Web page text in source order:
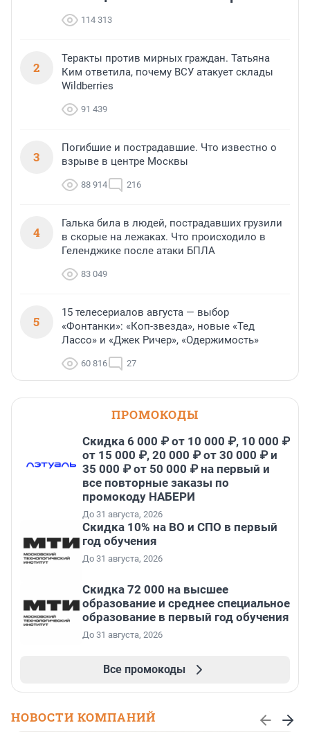
114 313
2
Теракты против мирных граждан. Татьяна
Ким ответила, почему ВСУ атакует склады
Wildberries
91 439
3
Погибшие и пострадавшие. Что известно о
взрыве в центре Москвы
88 914 216
4
Галька била в людей, пострадавших грузили
в скорые на лежаках. Что происходило в
Геленджике после атаки БПЛА
83 049
5
15 телесериалов августа — выбор
«Фонтанки»: «Коп-звезда», новые «Тед
Лассо» и «Джек Ричер», «Одержимость»
60 816 27
ПРОМОКОДЫ
Скидка 6 000 ₽ от 10 000 ₽, 10 000 ₽
от 15 000 ₽, 20 000 ₽ от 30 000 ₽ и
35 000 ₽ от 50 000 ₽ на первый и
все повторные заказы по
промокоду НАБЕРИ
До 31 августа, 2026
Скидка 10% на ВО и СПО в первый
год обучения
До 31 августа, 2026
Скидка 72 000 на высшее
образование и среднее специальное
образование в первый год обучения
До 31 августа, 2026
Все промокоды
НОВОСТИ КОМПАНИЙ